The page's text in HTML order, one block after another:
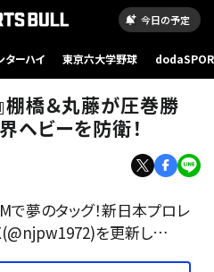
今日の予定
ターハイ 東京六大学野球
棚橋＆丸藤が圧巻勝
ヘビーを防衛！
夢のタッグ！新日本プロレ
を更新し…